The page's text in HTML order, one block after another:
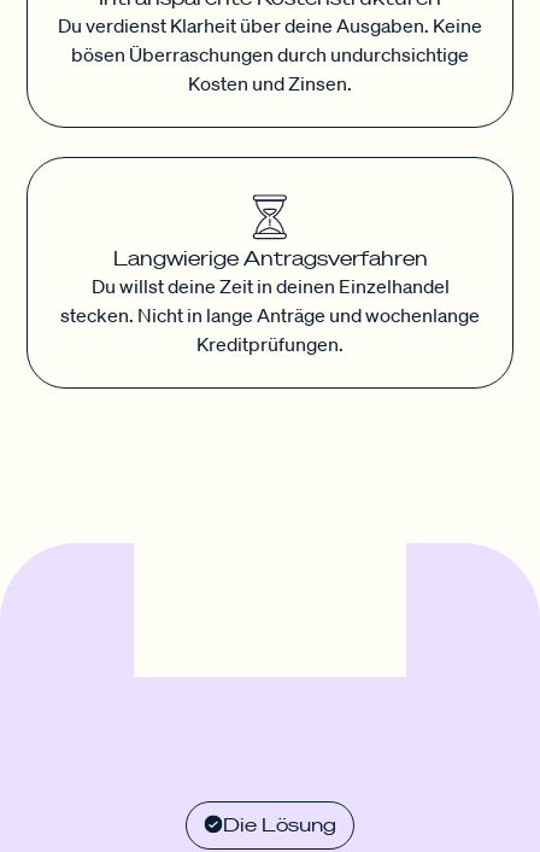
Du verdienst Klarheit über deine Ausgaben. Keine
bösen Überraschungen durch undurchsichtige
Kosten und Zinsen.
Langwierige Antragsverfahren
Du willst deine Zeit in deinen Einzelhandel
stecken. Nicht in lange Anträge und wochenlange
Kreditprüfungen.
Die Lösung